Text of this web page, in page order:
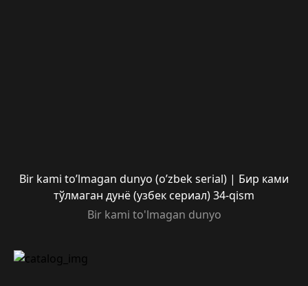
Bir kami to’lmagan dunyo (o’zbek serial) | Бир ками
тўлмаган дунё (узбек сериал) 34-qism
Bir kami to'lmagan dunyo